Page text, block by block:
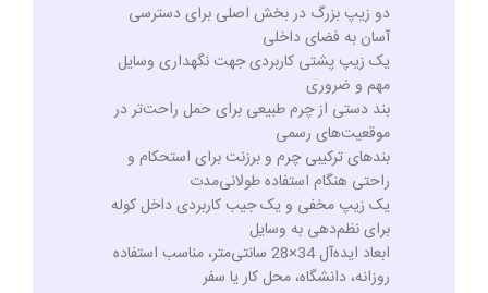
دو زیپ بزرگ در بخش اصلی برای دسترسی
آسان به فضای داخلی
یک زیپ پشتی کاربردی جهت نگهداری وسایل
مهم و ضروری
بند دستی از چرم طبیعی برای حمل راحت‌تر در
موقعیت‌های رسمی
بندهای ترکیبی چرم و برزنت برای استحکام و
راحتی هنگام استفاده طولانی‌مدت
یک زیپ مخفی و یک جیب کاربردی داخل کوله
برای نظم‌دهی به وسایل
ابعاد ایده‌آل 34×28 سانتی‌متر، مناسب استفاده
روزانه، دانشگاه، محل کار یا سفر